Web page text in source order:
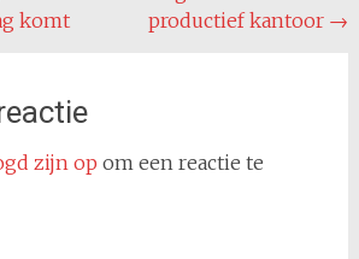
komt
productief kantoor →
zijn op om een reactie te